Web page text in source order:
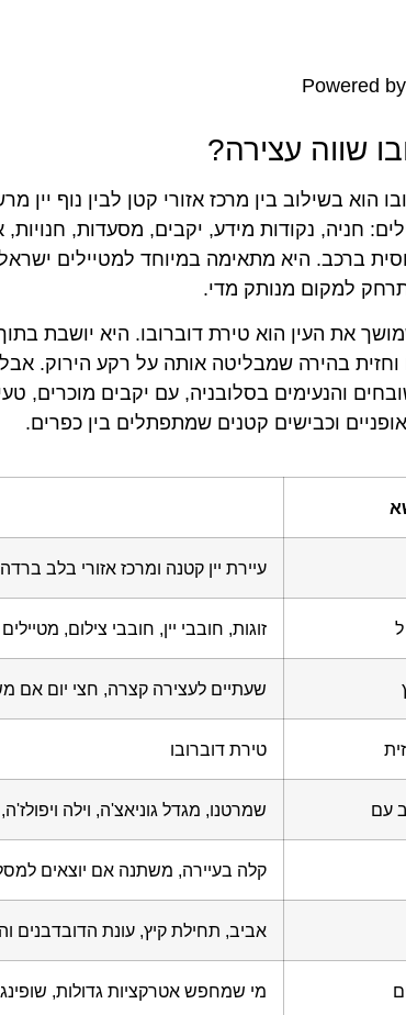
Powered by
שווה עצירה?
הוא בשילוב בין מרכז אזורי קטן לבין נוף
חניה, נקודות מידע, יקבים, מסעדות,
ברכב. היא מתאימה במיוחד למטיילים
למקום מנותק מדי.
את העין הוא טירת דוברובו. היא יושבת
וחזית בהירה שמבליטה אותה על רקע הירוק.
והנעימים בסלובניה, עם יקבים מוכרים,
וכבישים קטנים שמתפתלים בין כפרים.
עיירת יין קטנה ומרכז אזורי בלב ברדה
זוגות, חובבי יין, חובבי צילום,
שעתיים לעצירה קצרה, חצי יום אם
טירת דוברובו
עם שמרטנו, מגדל גוניאצ'ה, וילה
קלה בעיירה, משתנה אם יוצאים
אביב, תחילת קיץ, עונת הדובדבנים
מי שמחפש אטרקציות גדולות, שופינג